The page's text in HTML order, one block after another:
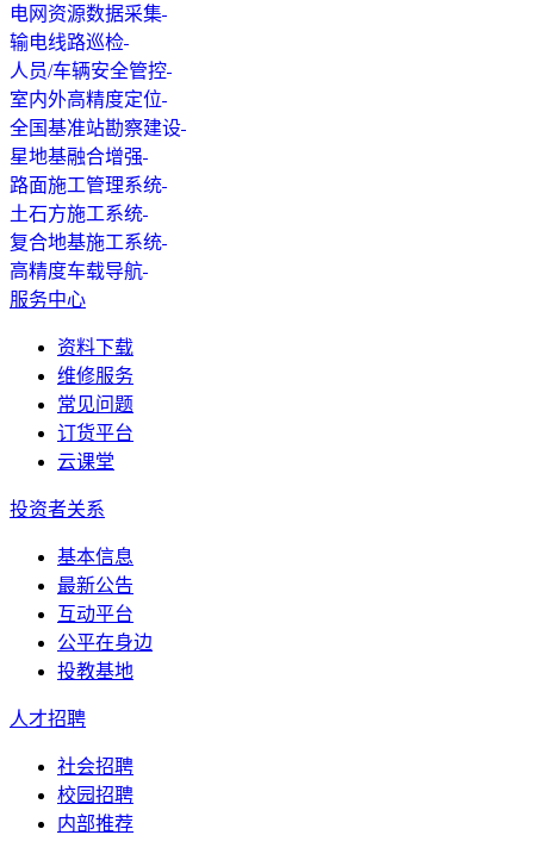
电网资源数据采集
输电线路巡检
人员/车辆安全管控
室内外高精度定位
全国基准站勘察建设
星地基融合增强
路面施工管理系统
土石方施工系统
复合地基施工系统
高精度车载导航
服务中心
资料下载
维修服务
常见问题
订货平台
云课堂
投资者关系
基本信息
最新公告
互动平台
公平在身边
投教基地
人才招聘
社会招聘
校园招聘
内部推荐